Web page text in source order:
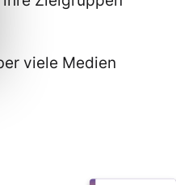
viele Medien